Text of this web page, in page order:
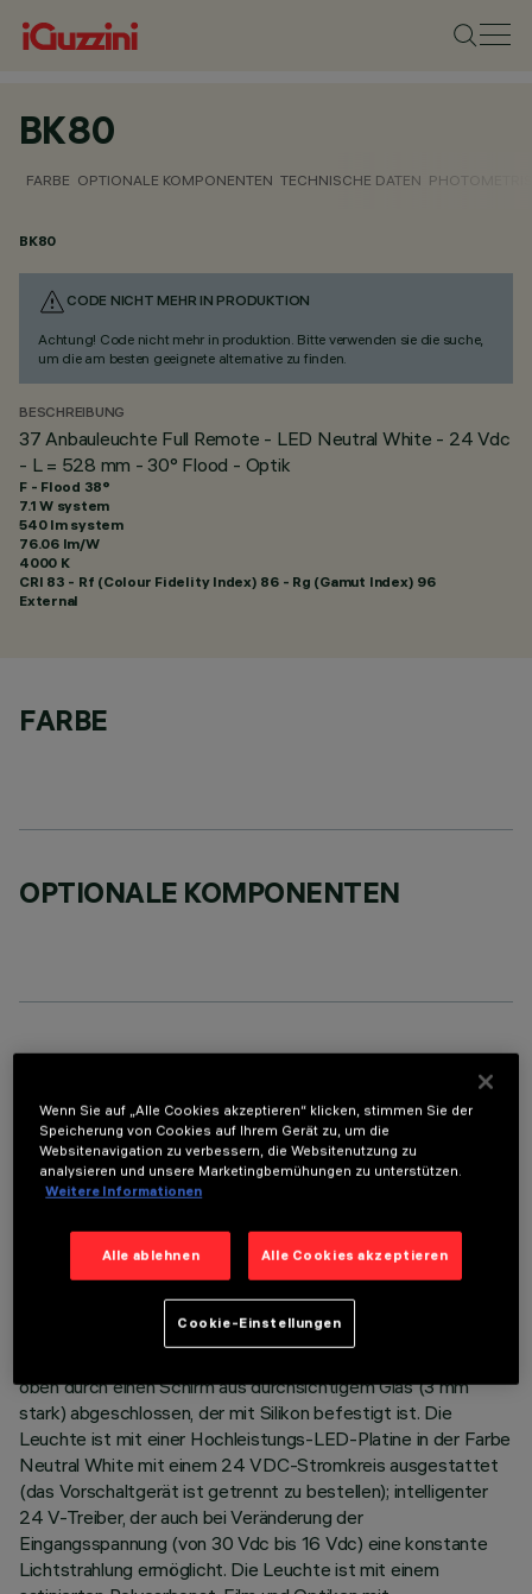
BK80
FARBE OPTIONALE KOMPONENTEN TECHNISCHE DATEN
BK80
CODE NICHT MEHR IN PRODUKTION
Achtung! Code nicht mehr in produktion. Bitte verwenden sie die suche,
um die am besten geeignete alternative zu finden.
BESCHREIBUNG
37 Anbauleuchte Full Remote - LED Neutral White - 24 Vdc
- L = 528 mm - 30° Flood - Optik
F - Flood 38°
7.1 W system
540 lm system
76.06 lm/W
4000 K
CRI 83 - Rf (Colour Fidelity Index) 86 - Rg (Gamut Index) 96
External
FARBE
OPTIONALE KOMPONENTEN
TECHNISCHE DATEN
BESCHREIBUNG
Leuchte mit direktem Licht zur Bestückung mit einfarbigen
LED. Einbau an der Decke und an der Wand. Bestehend aus
Korpus und Halterungen für die Installation (separat zu
bestellen). Korpus aus extrudiertem Aluminium und Endstücke
aus Zamak-Druckguss komplett mit Silikondichtungen. Acryl-
Flüssiglackierung, die extrem resistent gegen
oben durch einen Schirm aus durchsichtigem Glas (3 mm
stark) abgeschlossen, der mit Silikon befestigt ist. Die
Leuchte ist mit einer Hochleistungs-LED-Platine in der Farbe
Neutral White mit einem 24 VDC-Stromkreis ausgestattet
(das Vorschaltgerät ist getrennt zu bestellen); intelligenter
24 V-Treiber, der auch bei Veränderung der
Eingangsspannung (von 30 Vdc bis 16 Vdc) eine konstante
Lichtstrahlung ermöglicht. Die Leuchte ist mit einem
Wenn Sie auf „Alle Cookies akzeptieren“ klicken, stimmen Sie der
Speicherung von Cookies auf Ihrem Gerät zu, um die
Websitenavigation zu verbessern, die Websitenutzung zu
analysieren und unsere Marketingbemühungen zu unterstützen.
Weitere Informationen
Alle ablehnen Alle Cookies akzeptieren
Cookie-Einstellungen